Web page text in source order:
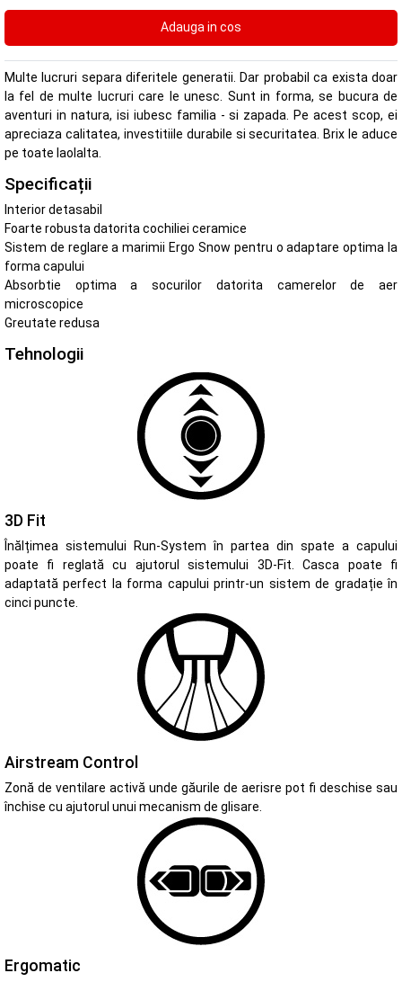
Multe lucruri separa diferitele generatii. Dar probabil ca exista doar
la fel de multe lucruri care le unesc. Sunt in forma, se bucura de
aventuri in natura, isi iubesc familia - si zapada. Pe acest scop, ei
apreciaza calitatea, investitiile durabile si securitatea. Brix le aduce
pe toate laolalta.
Specificații
Interior detasabil
Foarte robusta datorita cochiliei ceramice
Sistem de reglare a marimii Ergo Snow pentru o adaptare optima la
forma capului
Absorbtie optima a socurilor datorita camerelor de aer
microscopice
Greutate redusa
Tehnologii
3D Fit
Înălțimea sistemului Run-System în partea din spate a capului
poate fi reglată cu ajutorul sistemului 3D-Fit. Casca poate fi
adaptată perfect la forma capului printr-un sistem de gradație în
cinci puncte.
Airstream Control
Zonă de ventilare activă unde găurile de aerisre pot fi deschise sau
închise cu ajutorul unui mecanism de glisare.
Ergomatic